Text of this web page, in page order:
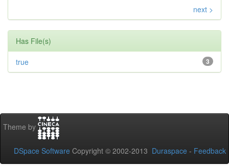
next >
Has File(s)
3
true
Theme by
DSpace Software Copyright © 2002-2013 Duraspace - Feedback